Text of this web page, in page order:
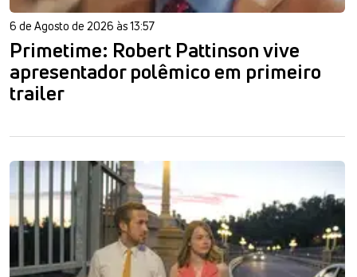
6 de Agosto de 2026 às 13:57
Primetime: Robert Pattinson vive
apresentador polêmico em primeiro
trailer